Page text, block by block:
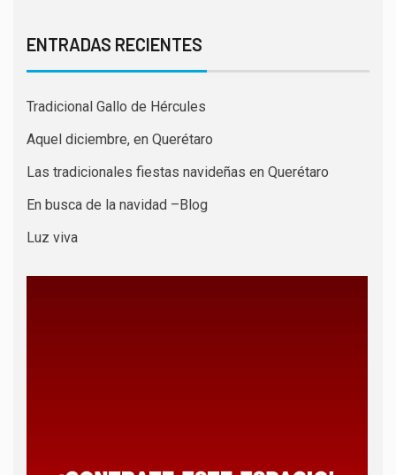
ENTRADAS RECIENTES
Tradicional Gallo de Hércules
Aquel diciembre, en Querétaro
Las tradicionales fiestas navideñas en Querétaro
En busca de la navidad –Blog
Luz viva